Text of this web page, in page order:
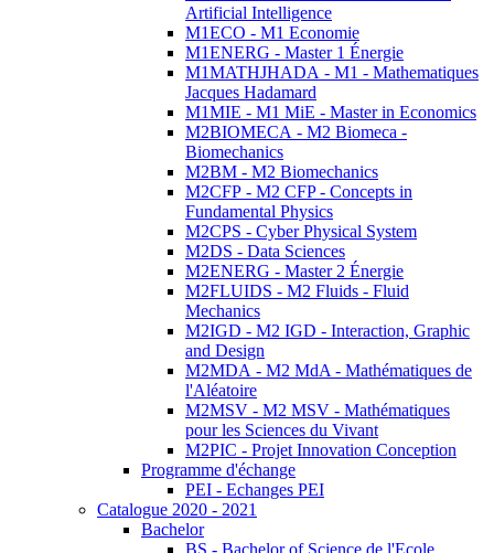
Artificial Intelligence
M1ECO - M1 Economie
M1ENERG - Master 1 Énergie
M1MATHJHADA - M1 - Mathematiques
Jacques Hadamard
M1MIE - M1 MiE - Master in Economics
M2BIOMECA - M2 Biomeca -
Biomechanics
M2BM - M2 Biomechanics
M2CFP - M2 CFP - Concepts in
Fundamental Physics
M2CPS - Cyber Physical System
M2DS - Data Sciences
M2ENERG - Master 2 Énergie
M2FLUIDS - M2 Fluids - Fluid
Mechanics
M2IGD - M2 IGD - Interaction, Graphic
and Design
M2MDA - M2 MdA - Mathématiques de
l'Aléatoire
M2MSV - M2 MSV - Mathématiques
pour les Sciences du Vivant
M2PIC - Projet Innovation Conception
Programme d'échange
PEI - Echanges PEI
Catalogue 2020 - 2021
Bachelor
BS - Bachelor of Science de l'Ecole